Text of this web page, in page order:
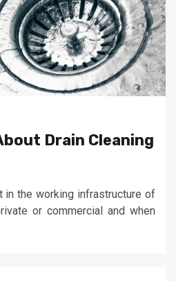
Drain Cleaning
in the working infrastructure of
or commercial and when